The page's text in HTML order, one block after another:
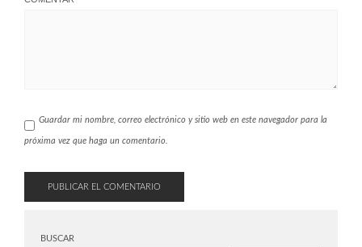
Guardar mi nombre, correo electrónico y sitio web en este navegador para la
próxima vez que haga un comentario.
BUSCAR